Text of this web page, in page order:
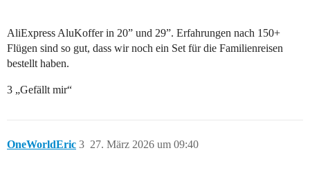
AliExpress AluKoffer in 20” und 29”. Erfahrungen nach 150+
Flügen sind so gut, dass wir noch ein Set für die Familienreisen
bestellt haben.
3 „Gefällt mir“
OneWorldEric 27. März 2026 um 09:40
3